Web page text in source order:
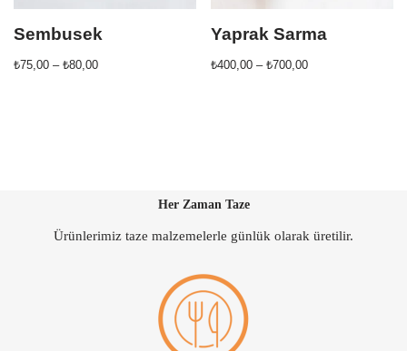
Sembusek
₺75,00 – ₺80,00
Yaprak Sarma
₺400,00 –₺700,00
Her Zaman Taze
Ürünlerimiz taze malzemelerle günlük olarak üretilir.